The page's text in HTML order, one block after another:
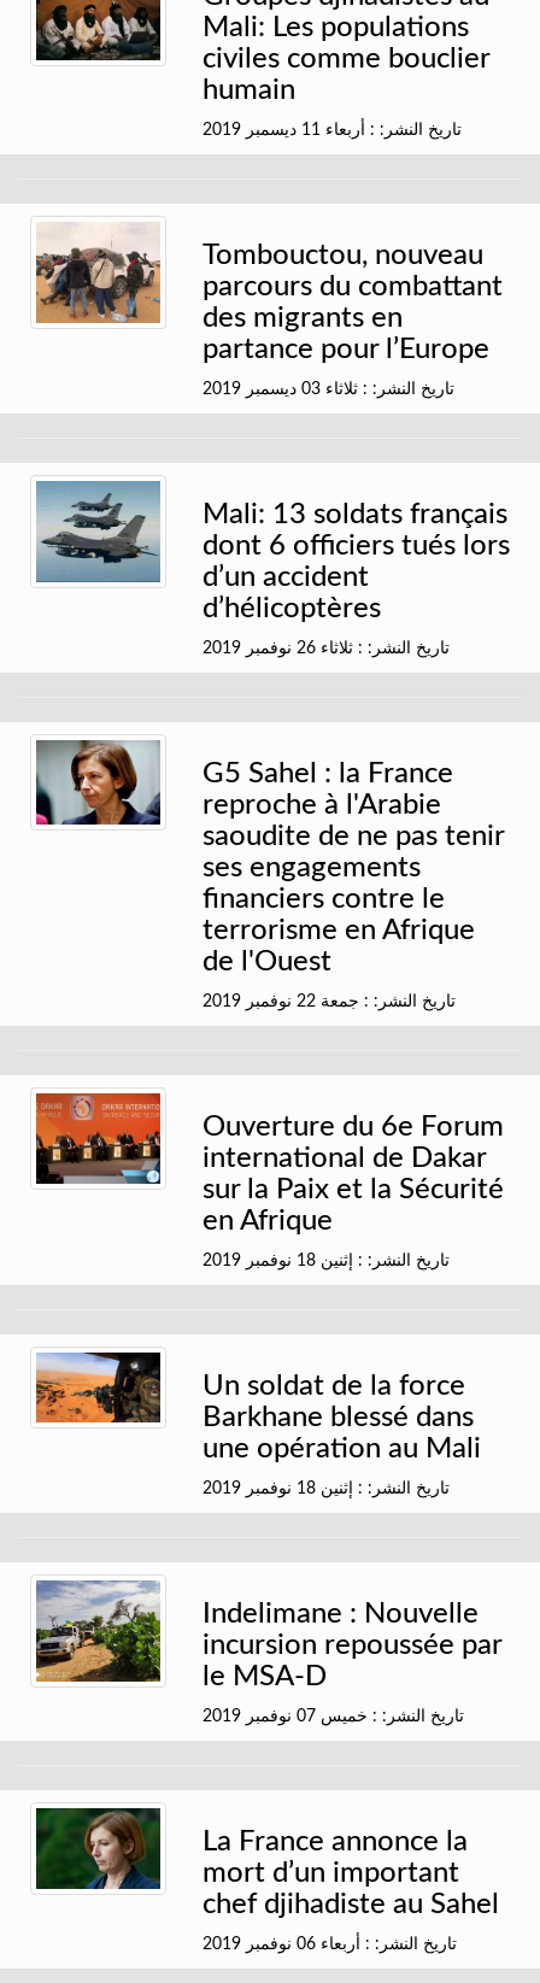
Mali: Les populations
civiles comme bouclier
humain
تاريخ النشر: : أربعاء 11 ديسمبر 2019
Tombouctou, nouveau
parcours du combattant
des migrants en
partance pour l’Europe
تاريخ النشر: : ثلاثاء 03 ديسمبر 2019
Mali: 13 soldats français
dont 6 officiers tués lors
d’un accident
d’hélicoptères
تاريخ النشر: : ثلاثاء 26 نوفمبر 2019
G5 Sahel : la France
reproche à l'Arabie
saoudite de ne pas tenir
ses engagements
financiers contre le
terrorisme en Afrique
de l'Ouest
تاريخ النشر: : جمعة 22 نوفمبر 2019
Ouverture du 6e Forum
international de Dakar
sur la Paix et la Sécurité
en Afrique
تاريخ النشر: : إثنين 18 نوفمبر 2019
Un soldat de la force
Barkhane blessé dans
une opération au Mali
تاريخ النشر: : إثنين 18 نوفمبر 2019
Indelimane : Nouvelle
incursion repoussée par
le MSA-D
تاريخ النشر: : خميس 07 نوفمبر 2019
La France annonce la
mort d’un important
chef djihadiste au Sahel
تاريخ النشر: : أربعاء 06 نوفمبر 2019